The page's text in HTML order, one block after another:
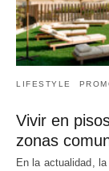
LIFESTYLE
Vivir en
zonas
En la actualidad,